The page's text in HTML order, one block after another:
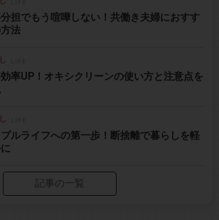
担でもう喧嘩しない！共働き夫婦におすす
法
率UP！オキシクリーンの使い方と注意点を
ルライフへの第一歩！断捨離で暮らしを軽
記事の一覧